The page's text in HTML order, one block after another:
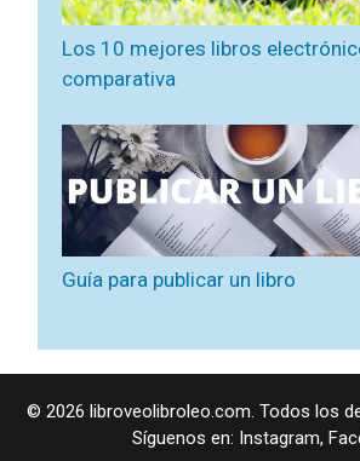
Los 10 mejores libros
comparativa
Guía para publicar un libro
© 2026 libroveolibroleo.com. Todos los
Síguenos en: Instagram,